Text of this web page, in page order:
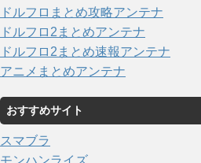
ドルフロまとめ攻略アンテナ
ドルフロ2まとめアンテナ
ドルフロ2まとめ速報アンテナ
アニメまとめアンテナ
おすすめサイト
スマブラ
モンハンライズ